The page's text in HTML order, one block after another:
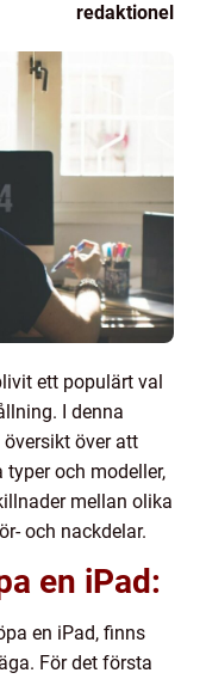
redaktionel
ett populärt val
I denna
över att
typer och modeller,
mellan olika
och nackdelar.
en iPad:
en iPad, finns
För det första